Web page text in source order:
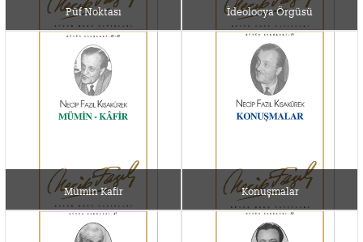
Püf Noktası İdeolocya Örgüsü
Mümin Kafir Konuşmalar